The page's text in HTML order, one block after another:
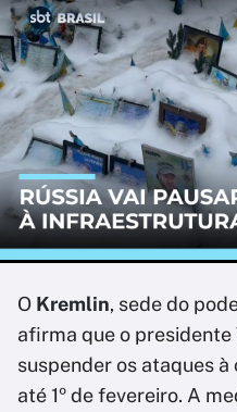
O Kremlin, sede do
afirma que o presidente
suspender os ataques
até 1º de fevereiro. A